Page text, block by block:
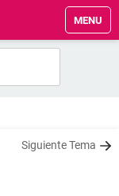
MENU
Siguiente Tema